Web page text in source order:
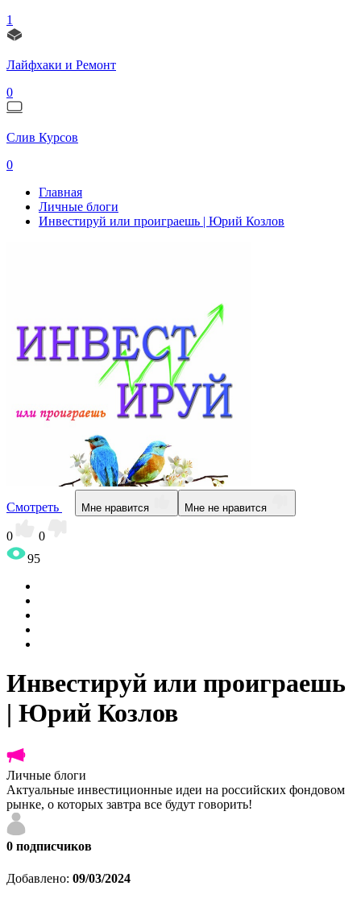
1
Лайфхаки и Ремонт
0
Слив Курсов
0
Главная
Личные блоги
Инвестируй или проиграешь | Юрий Козлов
Смотреть Мне нравится Мне не нравится
0
0
95
Инвестируй или проиграешь
| Юрий Козлов
Личные блоги
Актуальные инвестиционные идеи на российских фондовом
рынке, о которых завтра все будут говорить!
0 подписчиков
Добавлено: 09/03/2024